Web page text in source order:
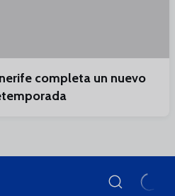
completa un nuevo